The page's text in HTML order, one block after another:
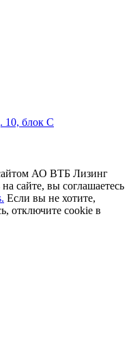
10, блок С
АО ВТБ Лизинг
сайте, вы соглашаетесь
Если вы не хотите,
отключите cookie в